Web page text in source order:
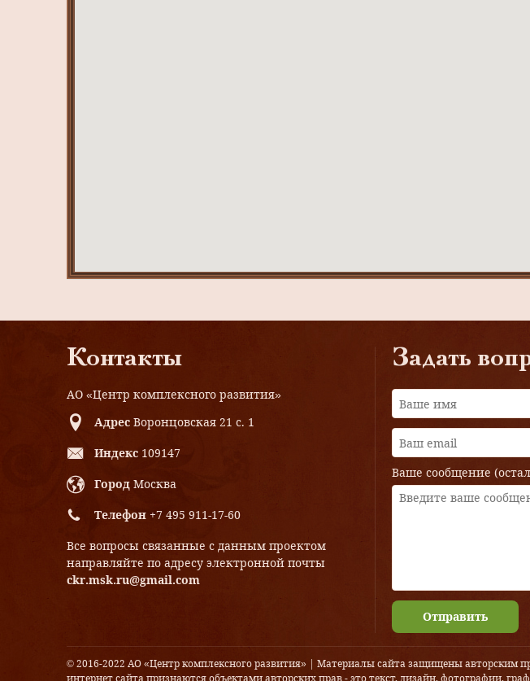
Контакты
АО «Центр комплексного развития»
Адрес Воронцовская 21 с. 1
Индекс 109147
Город Москва
Телефон +7 495 911-17-60
Все вопросы связанные с данным проектом
направляйте по адресу электронной почты
ckr.msk.ru@gmail.com
Задать
Ваше сообщение
Отправить
© 2016-2022 АО «Центр комплексного развития» | Материалы сайта защищены авторским